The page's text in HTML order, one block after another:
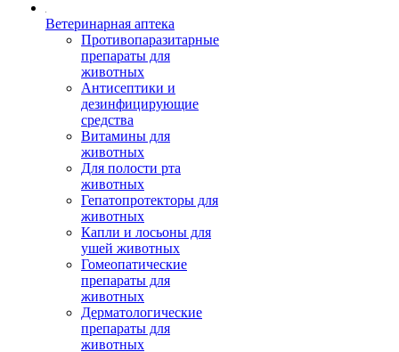
Ветеринарная аптека
Противопаразитарные
препараты для
животных
Антисептики и
дезинфицирующие
средства
Витамины для
животных
Для полости рта
животных
Гепатопротекторы для
животных
Капли и лосьоны для
ушей животных
Гомеопатические
препараты для
животных
Дерматологические
препараты для
животных